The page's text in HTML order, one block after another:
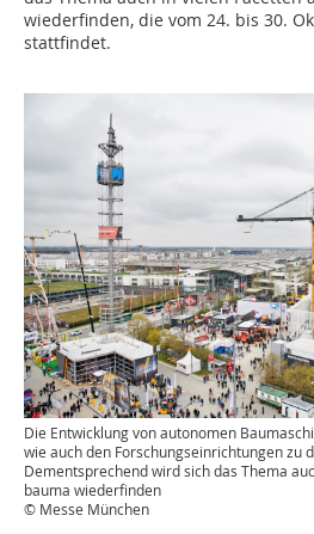
wiederfinden, die vom 24. bis 30.
stattfindet.
Die Entwicklung von autonomen
wie auch den Forschungseinrichtungen zu
Dementsprechend wird sich das Thema
bauma wiederfinden
© Messe München